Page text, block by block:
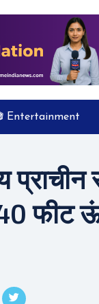
Entertainment
प्राचीन
फीट